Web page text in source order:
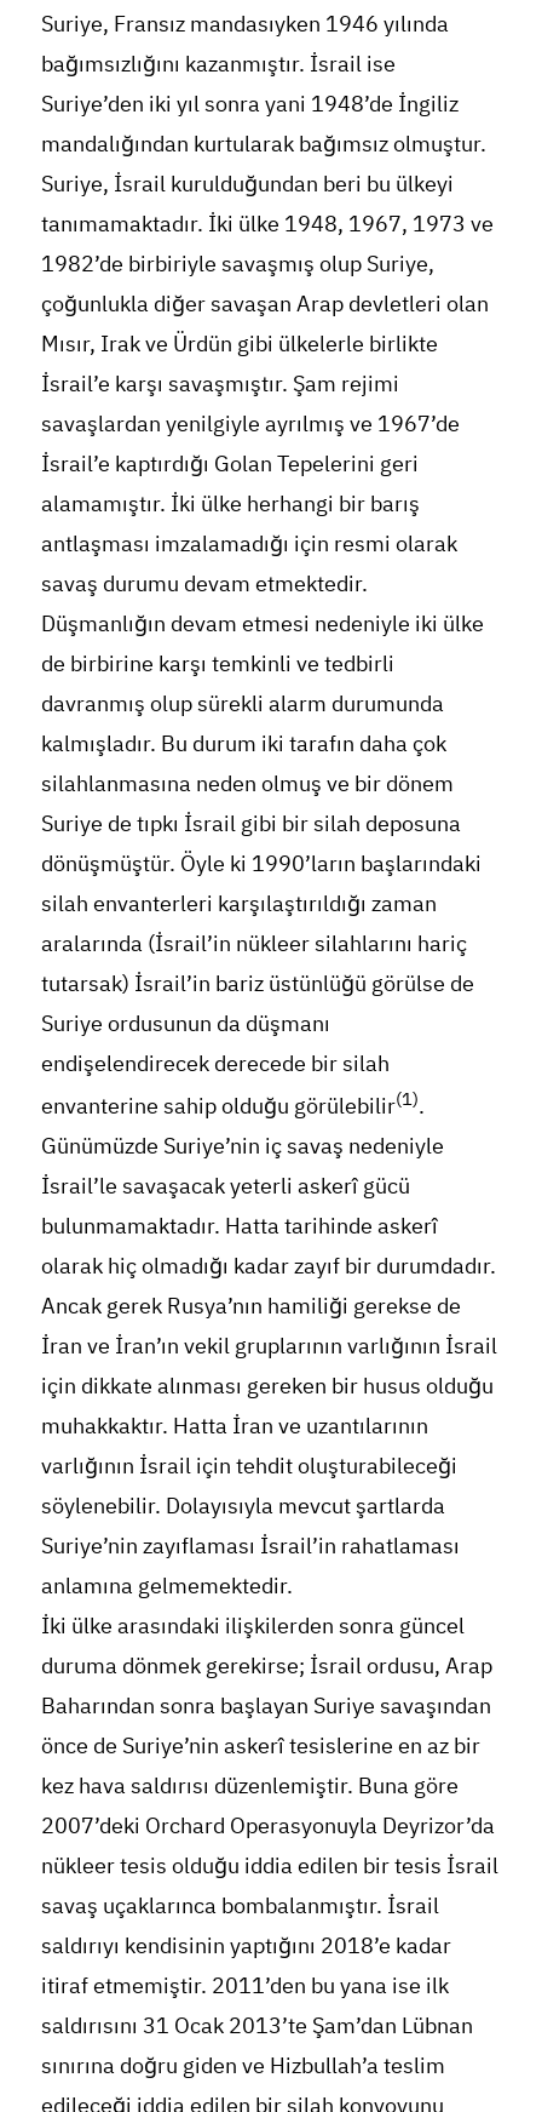
Suriye, Fransız mandasıyken 1946 yılında
bağımsızlığını kazanmıştır. İsrail ise
Suriye’den iki yıl sonra yani 1948’de İngiliz
mandalığından kurtularak bağımsız olmuştur.
Suriye, İsrail kurulduğundan beri bu ülkeyi
tanımamaktadır. İki ülke 1948, 1967, 1973 ve
1982’de birbiriyle savaşmış olup Suriye,
çoğunlukla diğer savaşan Arap devletleri olan
Mısır, Irak ve Ürdün gibi ülkelerle birlikte
İsrail’e karşı savaşmıştır. Şam rejimi
savaşlardan yenilgiyle ayrılmış ve 1967’de
İsrail’e kaptırdığı Golan Tepelerini geri
alamamıştır. İki ülke herhangi bir barış
antlaşması imzalamadığı için resmi olarak
savaş durumu devam etmektedir.
Düşmanlığın devam etmesi nedeniyle iki ülke
de birbirine karşı temkinli ve tedbirli
davranmış olup sürekli alarm durumunda
kalmışladır. Bu durum iki tarafın daha çok
silahlanmasına neden olmuş ve bir dönem
Suriye de tıpkı İsrail gibi bir silah deposuna
dönüşmüştür. Öyle ki 1990’ların başlarındaki
silah envanterleri karşılaştırıldığı zaman
aralarında (İsrail’in nükleer silahlarını hariç
tutarsak) İsrail’in bariz üstünlüğü görülse de
Suriye ordusunun da düşmanı
endişelendirecek derecede bir silah
envanterine sahip olduğu görülebilir(1).
Günümüzde Suriye’nin iç savaş nedeniyle
İsrail’le savaşacak yeterli askerî gücü
bulunmamaktadır. Hatta tarihinde askerî
olarak hiç olmadığı kadar zayıf bir durumdadır.
Ancak gerek Rusya’nın hamiliği gerekse de
İran ve İran’ın vekil gruplarının varlığının İsrail
için dikkate alınması gereken bir husus olduğu
muhakkaktır. Hatta İran ve uzantılarının
varlığının İsrail için tehdit oluşturabileceği
söylenebilir. Dolayısıyla mevcut şartlarda
Suriye’nin zayıflaması İsrail’in rahatlaması
anlamına gelmemektedir.
İki ülke arasındaki ilişkilerden sonra güncel
duruma dönmek gerekirse; İsrail ordusu, Arap
Baharından sonra başlayan Suriye savaşından
önce de Suriye’nin askerî tesislerine en az bir
kez hava saldırısı düzenlemiştir. Buna göre
2007’deki Orchard Operasyonuyla Deyrizor’da
nükleer tesis olduğu iddia edilen bir tesis İsrail
savaş uçaklarınca bombalanmıştır. İsrail
saldırıyı kendisinin yaptığını 2018’e kadar
itiraf etmemiştir. 2011’den bu yana ise ilk
saldırısını 31 Ocak 2013’te Şam’dan Lübnan
sınırına doğru giden ve Hizbullah’a teslim
edileceği iddia edilen bir silah konvoyunu